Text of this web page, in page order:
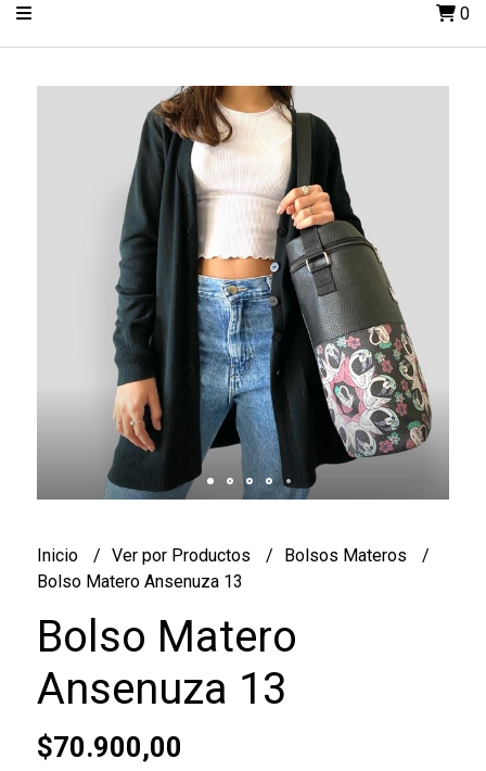
0
Inicio Ver por Productos
Bolsos Materos
Bolso Matero Ansenuza 13
Bolso Matero
Ansenuza 13
$70.900,00